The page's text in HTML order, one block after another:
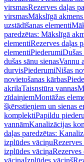
virsmasRezerves daļas
virsmasMākslīgā
uzstādīšanas elementi
paredzētas: Mākslīgā
elementiRezerves daļas
elementiPiederumiDušas
dušas sānu sienasVannu
durvisPiederumiNišas
novietošanas kārbas
akrilaTaisnstūra vannas
zīdaiņiemMontāžas
šķērsstieņiem un sienas
komplektiPapildu
vannāmKanalizācijas
daļas paredzētas:
izplūdes vāciņu
izplūdes vāciņaRezerves
vāciņaIzplūdes vāciņš